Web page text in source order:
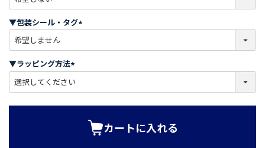
必
)
▼包装シール・タグ
必
)
▼ラッピング方法
必
カートに入れる